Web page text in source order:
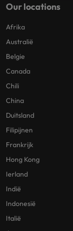
Our locations
Afrika
Australië
Belgie
Canada
Chili
China
Duitsland
Filipijnen
Frankrijk
Hong Kong
Ierland
Indië
Indonesië
Italië